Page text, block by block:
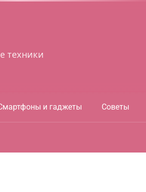
техники
и гаджеты Советы